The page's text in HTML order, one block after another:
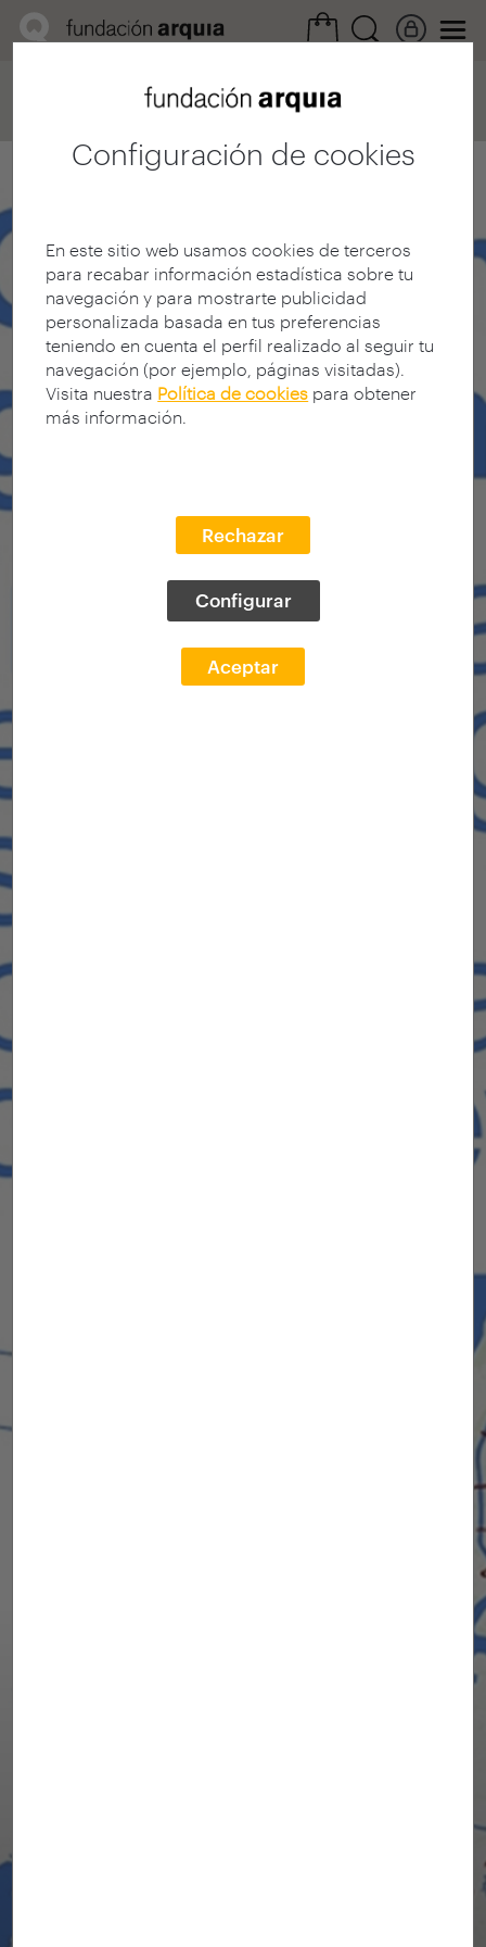
Configuración de cookies
En este sitio web usamos cookies de terceros
para recabar información estadística sobre tu
navegación y para mostrarte publicidad
personalizada basada en tus preferencias
teniendo en cuenta el perfil realizado al seguir tu
navegación (por ejemplo, páginas visitadas).
Visita nuestra Política de cookies para obtener
más información.
Rechazar
Configurar
Aceptar
Convocatorias
Investigación
Proyecto de investigación